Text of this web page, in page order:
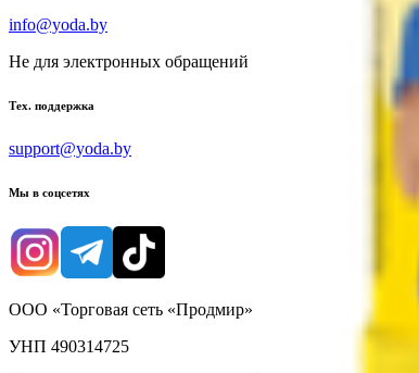
info@yoda.by
Не для электронных обращений
Тех. поддержка
support@yoda.by
Мы в соцсетях
ООО «Торговая сеть «Продмир»
УНП 490314725